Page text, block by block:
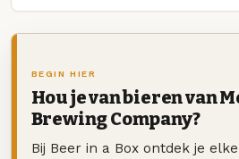
BEGIN HIER
Hou je van bieren van
Brewing Company?
Bij Beer in a Box ontdek je